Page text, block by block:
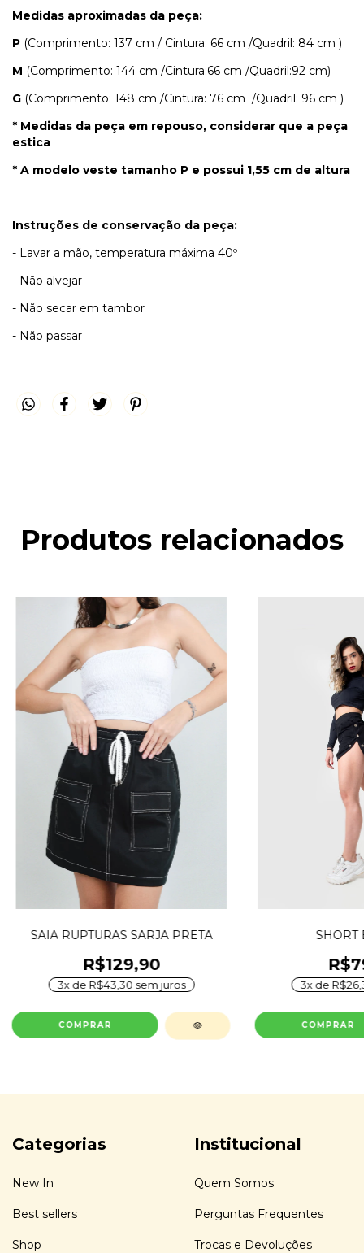
Medidas aproximadas da peça:
P (Comprimento: 137 cm / Cintura: 66 cm /Quadril: 84 cm )
M (Comprimento: 144 cm /Cintura:66 cm /Quadril:92 cm)
G (Comprimento: 148 cm /Cintura: 76 cm /Quadril: 96 cm )
* Medidas da peça em repouso, considerar que a peça
estica
* A modelo veste tamanho P e possui 1,55 cm de altura
Instruções de conservação da peça:
- Lavar a mão, temperatura máxima 40º
- Não alvejar
- Não secar em tambor
- Não passar
Produtos relacionados
SAIA RUPTURAS SARJA PRETA
R$129,90
3x de R$43,30 sem juros
COMPRAR
SHORT
3x de
COMPRAR
Categorias
New In
Best sellers
Shop
Institucional
Quem Somos
Perguntas Frequentes
Trocas e Devoluções